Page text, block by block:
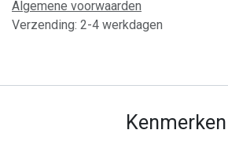
Algemene voorwaarden
Verzending: 2-4 werkdagen
Kenmerken